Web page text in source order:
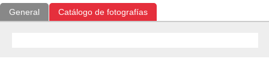
General Catálogo de fotografías